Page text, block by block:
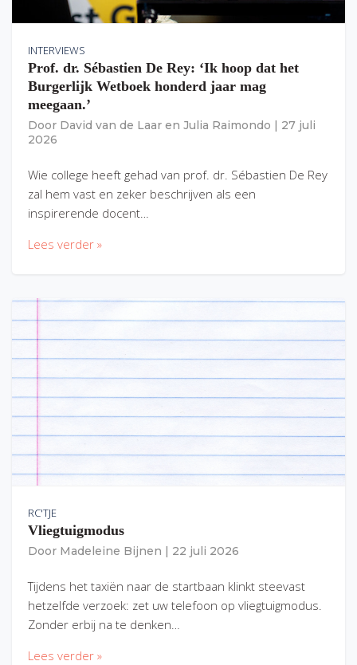
INTERVIEWS
Prof. dr. Sébastien De Rey: ‘Ik hoop dat het
Burgerlijk Wetboek honderd jaar mag
meegaan.’
Door David van de Laar en Julia Raimondo
27 juli
2026
Wie college heeft gehad van prof. dr. Sébastien De Rey
zal hem vast en zeker beschrijven als een
inspirerende docent…
Lees verder »
RC'TJE
Vliegtuigmodus
Door Madeleine Bijnen 22 juli 2026
Tijdens het taxiën naar de startbaan klinkt steevast
hetzelfde verzoek: zet uw telefoon op vliegtuigmodus.
Zonder erbij na te denken…
Lees verder »